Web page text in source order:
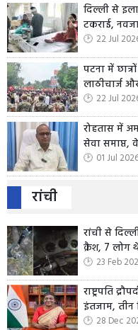
दिल्ली से
टकराई,
22 Jul
पटना में
लाठीचार्ज
22 Jul
रोहतास में
सेवा समाप्त,
01 Jul
रांची
रांची से
क्रैश, 7 लोग
23 Feb
राष्ट्रपति
इंतजाम, तीन
28 Dec